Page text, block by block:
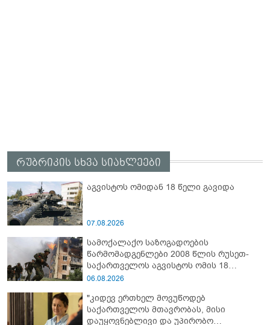
რუბრიკის სხვა სიახლეები
აგვისტოს ომიდან 18 წელი გავიდა
07.08.2026
სამოქალაქო საზოგადოების
წარმომადგენლები 2008 წლის რუსეთ-
საქართველოს აგვისტოს ომის 18
წლისთავთან დაკავშირებით ერთობლივ
06.08.2026
"კიდევ ერთხელ მოვუწოდებ
საქართველოს მთავრობას, მისი
დაუყოვნებლივი და უპირობო